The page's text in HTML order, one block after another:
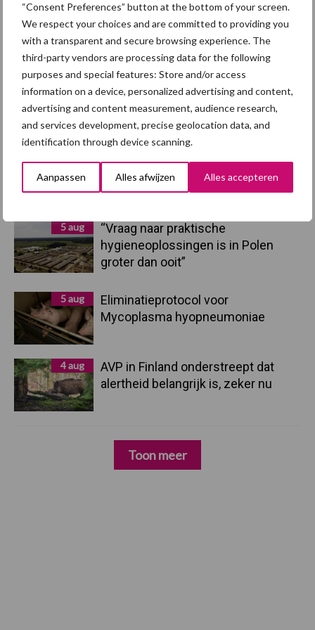
“Consent Preferences” button at the bottom of your screen.
We respect your choices and are committed to providing you
with a transparent and secure browsing experience. The
third-party vendors are processing data for the following
purposes and special features: Store and/or access
information on a device, personalized advertising and content,
advertising and content measurement, audience research,
and services development, precise geolocation data, and
identification through device scanning.
Aanpassen Alles afwijzen Alles accepteren
Primaire
Sidebar
Recent nieuws Partner nieuws
7 aug
Britse varkenssector vreest
afzetcrisis in het najaar
droogte en geopolitiek houden
handel in de greep
5 aug
“Vraag naar praktische
hygieneoplossingen is in Polen
groter dan ooit”
5 aug
Eliminatieprotocol voor
Mycoplasma hyopneumoniae
4 aug
AVP in Finland onderstreept dat
alertheid belangrijk is, zeker nu
Toon meer